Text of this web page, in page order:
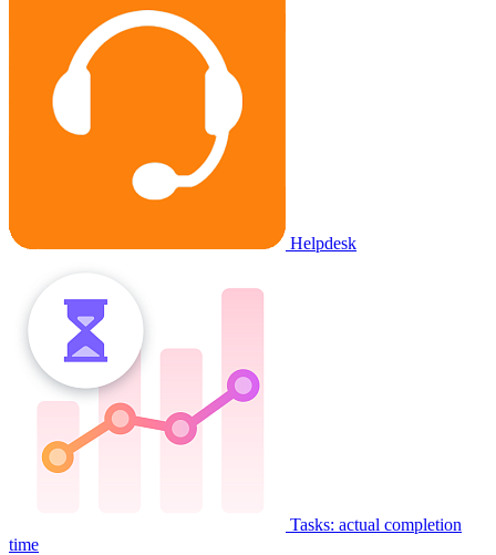
Helpdesk
Tasks: actual completion
time